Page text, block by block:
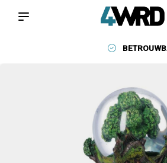
BETROUWBARE